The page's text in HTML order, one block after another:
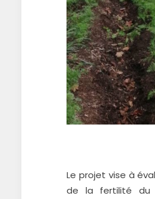
Le projet vise à
de la fertilité du